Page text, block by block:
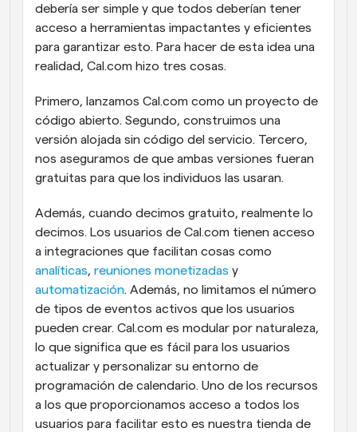
debería ser simple y que todos deberían tener
acceso a herramientas impactantes y eficientes
para garantizar esto. Para hacer de esta idea una
realidad, Cal.com hizo tres cosas.
Primero, lanzamos Cal.com como un proyecto de
código abierto. Segundo, construimos una
versión alojada sin código del servicio. Tercero,
nos aseguramos de que ambas versiones fueran
gratuitas para que los individuos las usaran.
Además, cuando decimos gratuito, realmente lo
decimos. Los usuarios de Cal.com tienen acceso
analíticas, reuniones monetizadas
automatización. Además, no limitamos el número
de tipos de eventos activos que los usuarios
pueden crear. Cal.com es modular por naturaleza,
lo que significa que es fácil para los usuarios
actualizar y personalizar su entorno de
programación de calendario. Uno de los recursos
a los que proporcionamos acceso a todos los
usuarios para facilitar esto es nuestra tienda de